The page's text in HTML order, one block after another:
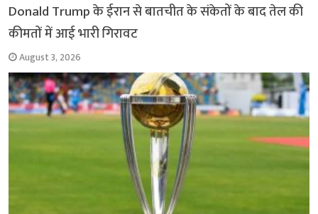
Donald Trump के ईरान से बातचीत के संकेतों के बाद तेल की
कीमतों में आई भारी गिरावट
August 3, 2026